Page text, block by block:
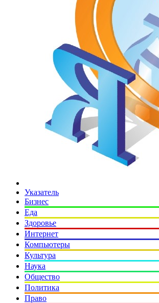
Указатель
Бизнес
Еда
Здоровье
Интернет
Компьютеры
Культура
Наука
Общество
Политика
Право